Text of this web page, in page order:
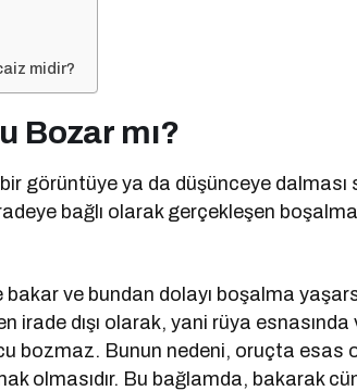
midir?
Bozar mı?
görüntüye ya da düşünceye dalması
bağlı olarak gerçekleşen
ve bundan dolayı boşalma
dışı olarak, yani rüya esnasında
bozmaz. Bunun nedeni, oruçta esas
olmasıdır. Bu bağlamda, bakarak